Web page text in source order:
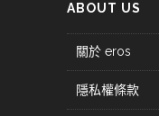
ABOUT US
關於 eros
隱私權條款